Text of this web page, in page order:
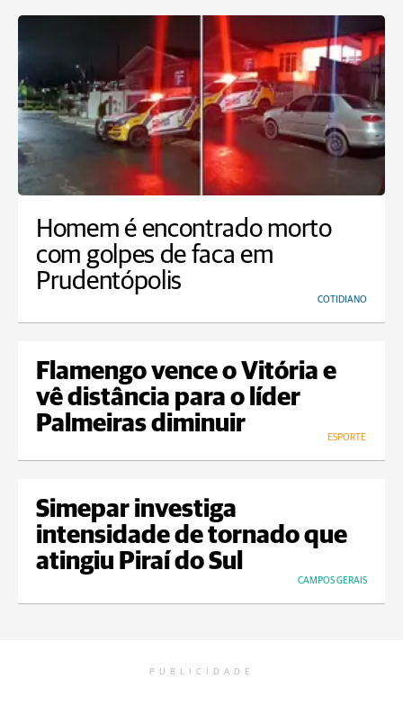
Homem é encontrado morto
com golpes de faca em
Prudentópolis
COTIDIANO
Flamengo vence o Vitória e
vê distância para o líder
Palmeiras diminuir
ESPORTE
Simepar investiga
intensidade de tornado que
atingiu Piraí do Sul
CAMPOS GERAIS
PUBLICIDADE